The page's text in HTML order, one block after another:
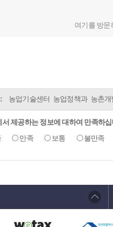
여기를 방문
농업기술센터 농업정책과 농촌
서 제공하는 정보에 대하여 만족하
만족 보통 불만족